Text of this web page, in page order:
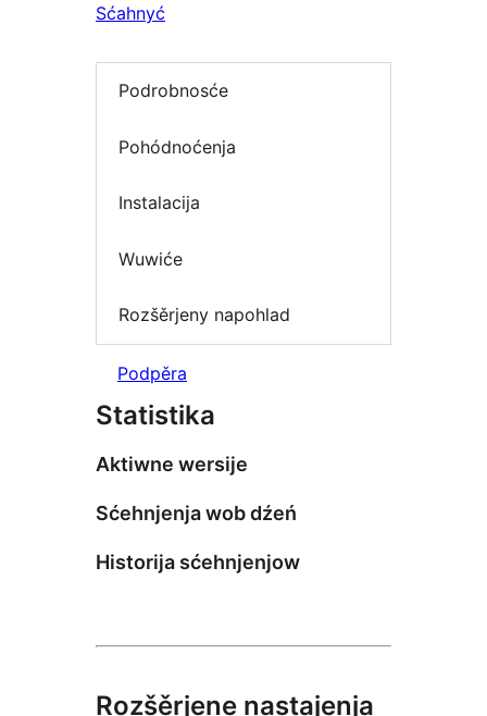
Sćahnyć
Podrobnosće
Pohódnoćenja
Instalacija
Wuwiće
Rozšěrjeny napohlad
Podpěra
Statistika
Aktiwne wersije
Sćehnjenja wob dźeń
Historija sćehnjenjow
Rozšěrjene nastajenja